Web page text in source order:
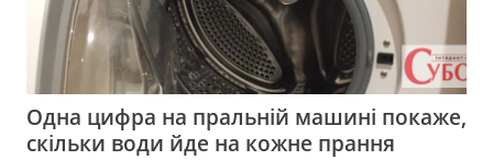
Одна цифра на пральній машині покаже,
скільки води йде на кожне прання